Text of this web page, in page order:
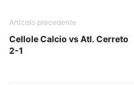
Articolo precedente
Cellole Calcio vs Atl. Cerreto
2-1